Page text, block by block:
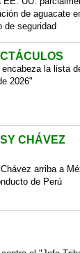
de aguacate
de seguridad
encabeza la lista
2026"
CHÁVEZ
arriba a
de Perú